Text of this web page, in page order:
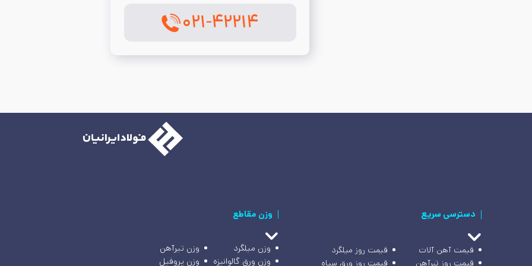
۰۲۱-۴۲۲۱۴
دسترسی سریع
قیمت آهن آلات
قیمت روز میلگرد
قیمت روز تیرآهن
قیمت روز ورق سیاه
وزن مقاطع
وزن میلگرد
وزن تیرآهن
وزن ورق گالوانیزه
وزن پروفیل